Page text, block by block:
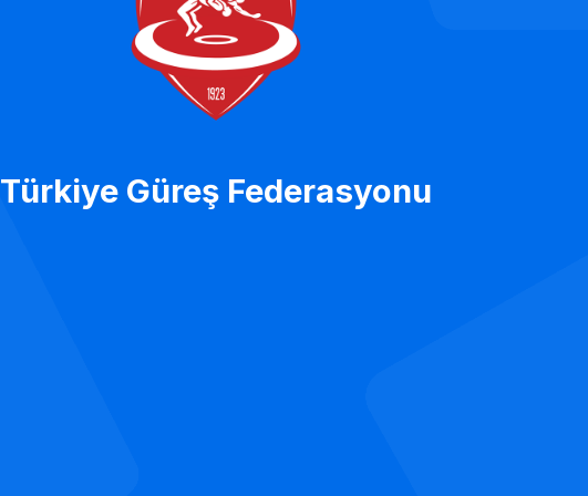
Türkiye Güreş Federasyonu